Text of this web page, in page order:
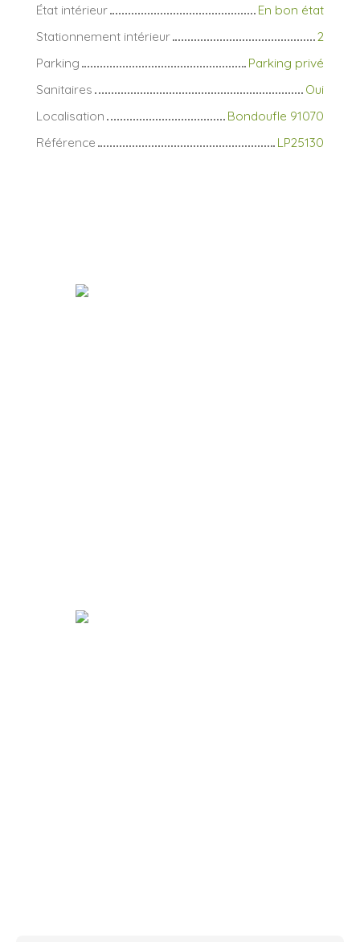
État intérieur
En bon état
Stationnement intérieur
2
Parking
Parking privé
Sanitaires
Oui
Localisation
Bondoufle 91070
Référence
LP25130